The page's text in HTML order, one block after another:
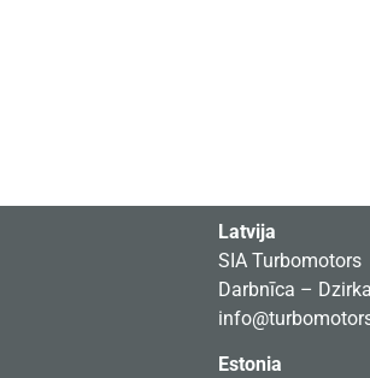
Latvija
SIA Turbomotors
Darbnīca –
Estonia